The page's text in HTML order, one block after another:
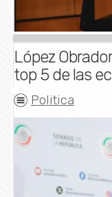
López
top 5 de las
Politica